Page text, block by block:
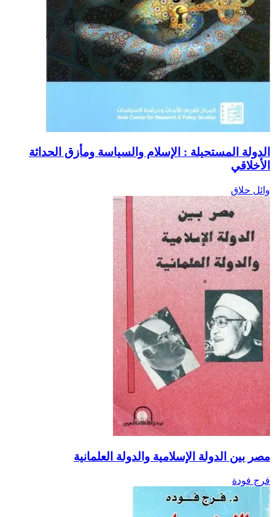
الدولة المستحيلة : الإسلام والسياسة ومأزق الحداثة
الأخلاقي
وائل حلاق
مصر بين الدولة الإسلامية والدولة العلمانية
فرج فودة